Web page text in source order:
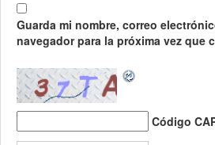
Guarda mi nombre, correo
navegador para la próxima vez que
Código